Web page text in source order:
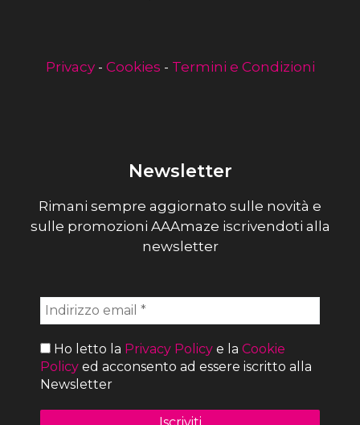
Privacy- Cookies - Termini e Condizioni
Newsletter
Rimani sempre aggiornato sulle novità e
sulle promozioni AAAmaze iscrivendoti alla
newsletter
Ho letto la Privacy Policy e la Cookie
Policy ed acconsento ad essere iscritto alla
Newsletter